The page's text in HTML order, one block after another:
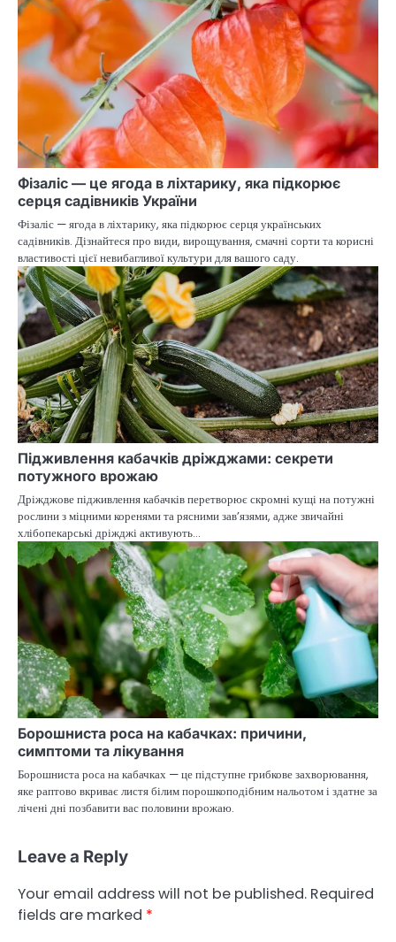
Фізаліс — це ягода в ліхтарику, яка підкорює
серця садівників України
Фізаліс — ягода в ліхтарику, яка підкорює серця українських
садівників. Дізнайтеся про види, вирощування, смачні сорти та корисні
властивості цієї невибагливої культури для вашого саду.
Підживлення кабачків дріжджами: секрети
потужного врожаю
Дріжджове підживлення кабачків перетворює скромні кущі на потужні
рослини з міцними коренями та рясними зав’язями, адже звичайні
хлібопекарські дріжджі активують…
Борошниста роса на кабачках: причини,
симптоми та лікування
Борошниста роса на кабачках — це підступне грибкове захворювання,
яке раптово вкриває листя білим порошкоподібним нальотом і здатне за
лічені дні позбавити вас половини врожаю.
Leave a Reply
Your email address will not be published. Required
fields are marked *